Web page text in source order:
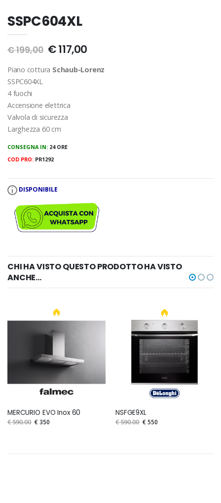
SSPC604XL
€ 199,00 € 117,00
Piano cottura Schaub-Lorenz
SSPC604XL
4 fuochi
Accensione elettrica
Valvola di sicurezza
Larghezza 60 cm
CONSEGNA IN: 24 ORE
COD PRO: PR1292
DISPONIBILE
CHI HA VISTO QUESTO PRODOTTO HA VISTO
ANCHE...
MERCURIO EVO Inox 60
€ 590.00 € 350
NSFGE9XL
€ 590.00 € 550